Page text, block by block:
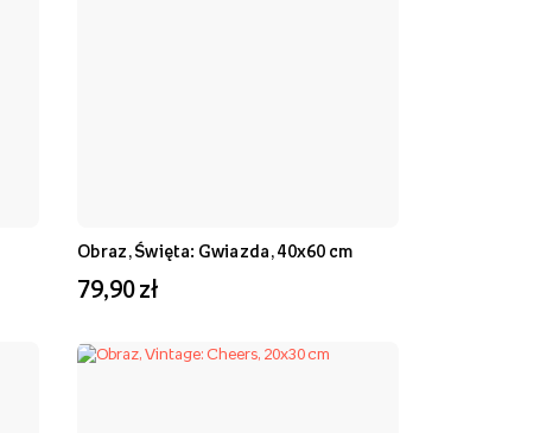
Obraz, Święta: Gwiazda, 40x60 cm
79,90 zł